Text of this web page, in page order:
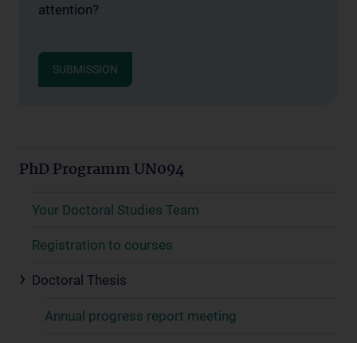
attention?
SUBMISSION
PhD Programm UN094
Your Doctoral Studies Team
Registration to courses
Doctoral Thesis
Annual progress report meeting